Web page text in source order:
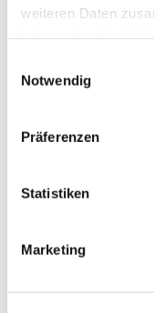
weiteren Daten
Notwendig
Präferenzen
Statistiken
Marketing